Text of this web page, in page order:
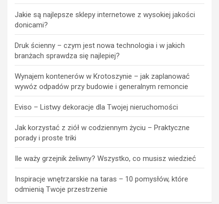
Jakie są najlepsze sklepy internetowe z wysokiej jakości
donicami?
Druk ścienny – czym jest nowa technologia i w jakich
branżach sprawdza się najlepiej?
Wynajem kontenerów w Krotoszynie – jak zaplanować
wywóz odpadów przy budowie i generalnym remoncie
Eviso – Listwy dekoracje dla Twojej nieruchomości
Jak korzystać z ziół w codziennym życiu – Praktyczne
porady i proste triki
Ile waży grzejnik żeliwny? Wszystko, co musisz wiedzieć
Inspiracje wnętrzarskie na taras – 10 pomysłów, które
odmienią Twoje przestrzenie